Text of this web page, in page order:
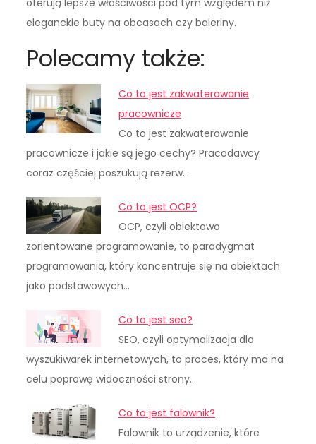
eleganckie buty na obcasach czy baleriny.
Polecamy także:
Co to jest zakwaterowanie
pracownicze
Co to jest zakwaterowanie
pracownicze i jakie są jego cechy? Pracodawcy
coraz częściej poszukują rezerw…
Co to jest OCP?
OCP, czyli obiektowo
zorientowane programowanie, to paradygmat
programowania, który koncentruje się na obiektach
jako podstawowych…
Co to jest seo?
SEO, czyli optymalizacja dla
wyszukiwarek internetowych, to proces, który ma na
celu poprawę widoczności strony…
Co to jest falownik?
Falownik to urządzenie, które